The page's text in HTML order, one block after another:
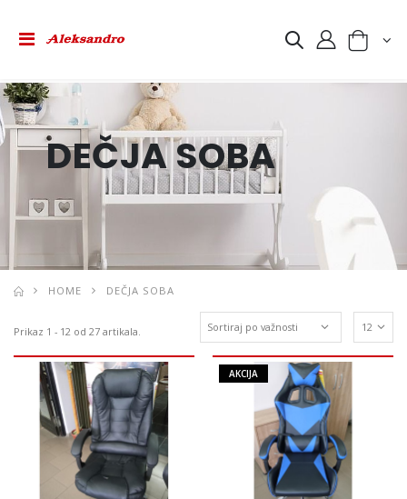
DEČJA SOBA
HOME DEČJA SOBA
Prikaz 1 - 12 od 27 artikala.
AKCIJA
26.990 RSD
5.490 RSD
KREVET MINI 200X90
8.990 RSD
REGAL ATOS BEL/BEL SJAJ
26.990 RSD
KLUB STO AVA BEL/CRN
5.490 RSD
KREVET MINI 200X90
8.990 RSD